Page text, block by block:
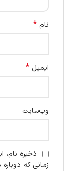
نام *
ایمیل *
وب‌سایت
ذخیره نام،
زمانی که